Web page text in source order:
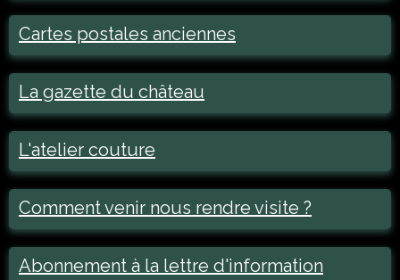
Cartes postales anciennes
La gazette du château
L'atelier couture
Comment venir nous rendre visite ?
Abonnement à la lettre d'information